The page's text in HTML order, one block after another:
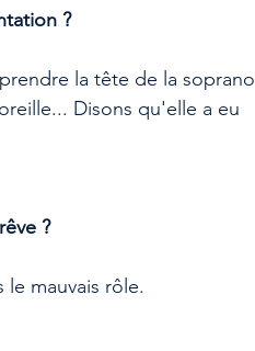
?
la tête de la soprano
Disons qu'elle a eu
?
mauvais rôle.